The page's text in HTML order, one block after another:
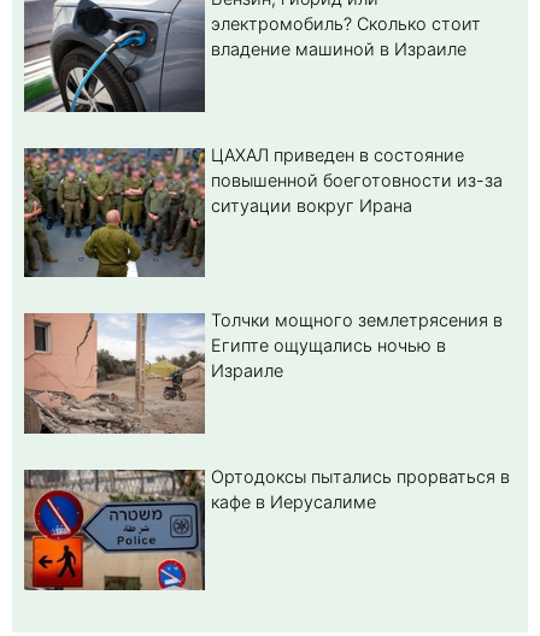
электромобиль? Cколько стоит
владение машиной в Израиле
ЦАХАЛ приведен в состояние
повышенной боеготовности из-за
ситуации вокруг Ирана
Толчки мощного землетрясения в
Египте ощущались ночью в
Израиле
Ортодоксы пытались прорваться в
кафе в Иерусалиме